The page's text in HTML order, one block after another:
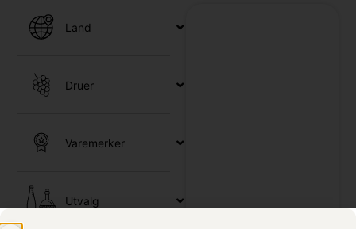
Land
Druer
Varemerker
Utvalg